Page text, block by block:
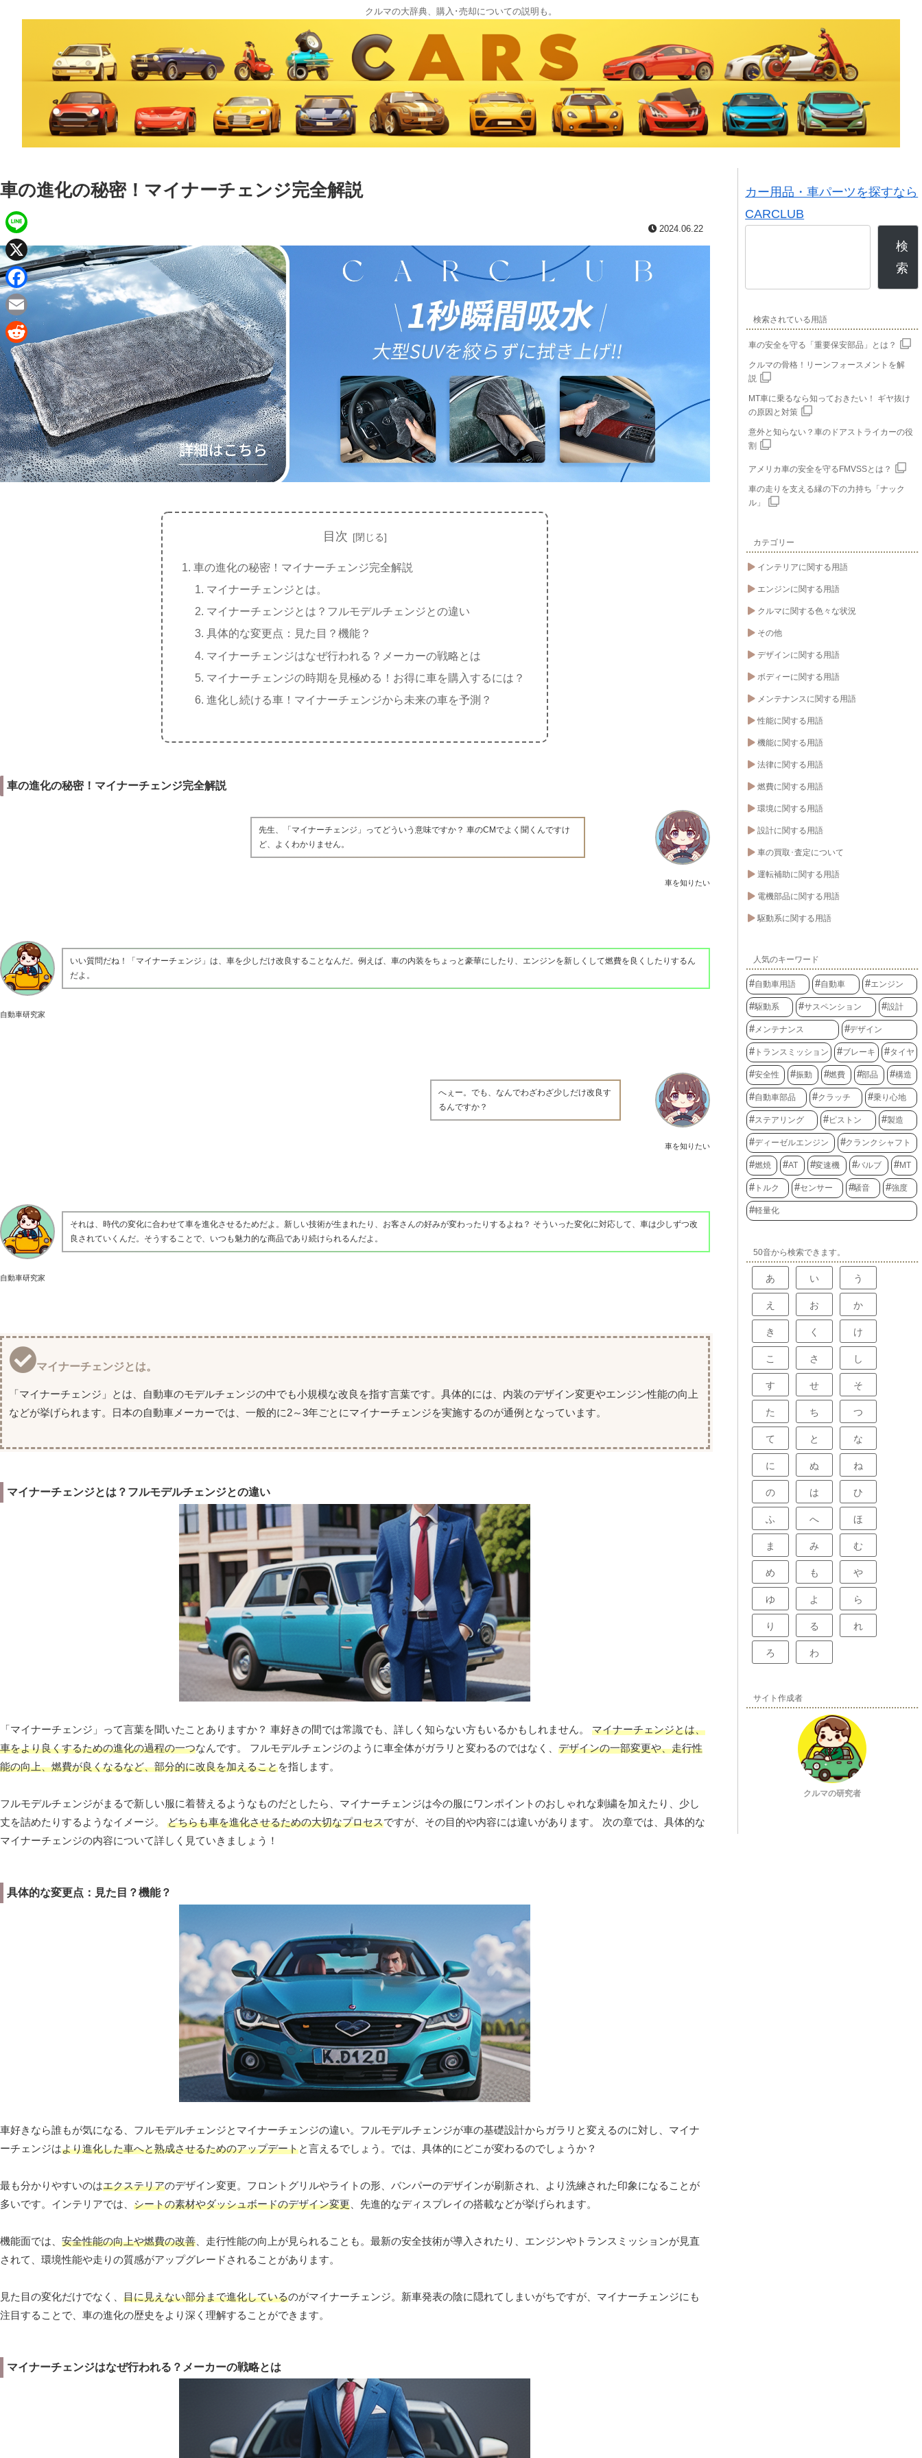
クルマの大辞典、購入･売却についての説明も。
車の進化の秘密！マイナーチェンジ完全解説
2024.06.22
目次
車の進化の秘密！マイナーチェンジ完全解説
マイナーチェンジとは。
マイナーチェンジとは？フルモデルチェンジとの違い
具体的な変更点：見た目？機能？
マイナーチェンジはなぜ行われる？メーカーの戦略とは
マイナーチェンジの時期を見極める！お得に車を購入するには？
進化し続ける車！マイナーチェンジから未来の車を予測？
車の進化の秘密！マイナーチェンジ完全解説
車を知りたい
先生、「マイナーチェンジ」ってどういう意味ですか？ 車のCMでよく聞くんですけ
ど、よくわかりません。
自動車研究家
いい質問だね！「マイナーチェンジ」は、車を少しだけ改良することなんだ。例えば、車の内装をちょっと豪華にしたり、エンジンを新しくして燃費を良くしたりするん
だよ。
車を知りたい
へぇー。でも、なんでわざわざ少しだけ改良す
るんですか？
自動車研究家
それは、時代の変化に合わせて車を進化させるためだよ。新しい技術が生まれたり、お客さんの好みが変わったりするよね？ そういった変化に対応して、車は少しずつ改
良されていくんだ。そうすることで、いつも魅力的な商品であり続けられるんだよ。
マイナーチェンジとは。
「マイナーチェンジ」とは、自動車のモデルチェンジの中でも小規模な改良を指す言葉です。具体的には、内装のデザイン変更やエンジン性能の向上
などが挙げられます。日本の自動車メーカーでは、一般的に2～3年ごとにマイナーチェンジを実施するのが通例となっています。
マイナーチェンジとは？フルモデルチェンジとの違い
「マイナーチェンジ」って言葉を聞いたことありますか？ 車好きの間では常識でも、詳しく知らない方もいるかもしれません。 マイナーチェンジとは、
車をより良くするための進化の過程の一つなんです。 フルモデルチェンジのように車全体がガラリと変わるのではなく、 デザインの一部変更や、走行性
能の向上、燃費が良くなるなど、部分的に改良を加えることを指します。
フルモデルチェンジがまるで新しい服に着替えるようなものだとしたら、マイナーチェンジは今の服にワンポイントのおしゃれな刺繍を加えたり、少し
丈を詰めたりするようなイメージ。 どちらも車を進化させるための大切なプロセスですが、その目的や内容には違いがあります。 次の章では、具体的な
マイナーチェンジの内容について詳しく見ていきましょう！
具体的な変更点：見た目？機能？
車好きなら誰もが気になる、フルモデルチェンジとマイナーチェンジの違い。フルモデルチェンジが車の基礎設計からガラリと変えるのに対し、マイナ
ーチェンジはより進化した車へと熟成させるためのアップデートと言えるでしょう。では、具体的にどこが変わるのでしょうか？
最も分かりやすいのはエクステリアのデザイン変更。フロントグリルやライトの形、バンパーのデザインが刷新され、より洗練された印象になることが
多いです。インテリアでは、 シートの素材やダッシュボードのデザイン変更 、先進的なディスプレイの搭載などが挙げられます。
機能面では、 安全性能の向上や燃費の改善 、走行性能の向上が見られることも。最新の安全技術が導入されたり、エンジンやトランスミッションが見直
されて、環境性能や走りの質感がアップグレードされることがあります。
見た目の変化だけでなく、 目に見えない部分まで進化しているのがマイナーチェンジ。新車発表の陰に隠れてしまいがちですが、マイナーチェンジにも
注目することで、車の進化の歴史をより深く理解することができます。
マイナーチェンジはなぜ行われる？メーカーの戦略とは
カー用品・車パーツを探すなら
CARCLUB
検
索
検索されている用語
車の安全を守る「重要保安部品」とは？
クルマの骨格！リーンフォースメントを解
説
MT車に乗るなら知っておきたい！ ギヤ抜け
の原因と対策
意外と知らない？車のドアストライカーの役
割
アメリカ車の安全を守るFMVSSとは？
車の走りを支える縁の下の力持ち「ナック
ル」
カテゴリー
インテリアに関する用語
エンジンに関する用語
クルマに関する色々な状況
その他
デザインに関する用語
ボディーに関する用語
メンテナンスに関する用語
性能に関する用語
機能に関する用語
法律に関する用語
燃費に関する用語
環境に関する用語
設計に関する用語
車の買取･査定について
運転補助に関する用語
電機部品に関する用語
駆動系に関する用語
人気のキーワード
自動車用語 自動車 エンジン
駆動系 サスペンション 設計
メンテナンス デザイン
トランスミッション ブレーキ タイヤ
安全性 振動 燃費 部品 構造
自動車部品 クラッチ 乗り心地
ステアリング ピストン 製造
ディーゼルエンジン クランクシャフト
燃焼 AT 変速機 バルブ MT
トルク センサー 騒音 強度
軽量化
50音から検索できます。
あ い う
え お か
き く け
こ さ し
す せ そ
た ち つ
て と な
に ぬ ね
の は ひ
ふ へ ほ
ま み む
め も や
ゆ よ ら
り る れ
ろ わ
サイト作成者
クルマの研究者
L
i
n
e
X
F
a
c
e
b
o
o
k
E
m
a
i
l
R
e
d
d
i
t